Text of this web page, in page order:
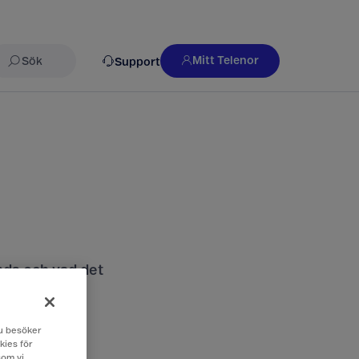
Sök Support Mitt Telenor
och vad det
besöker
för